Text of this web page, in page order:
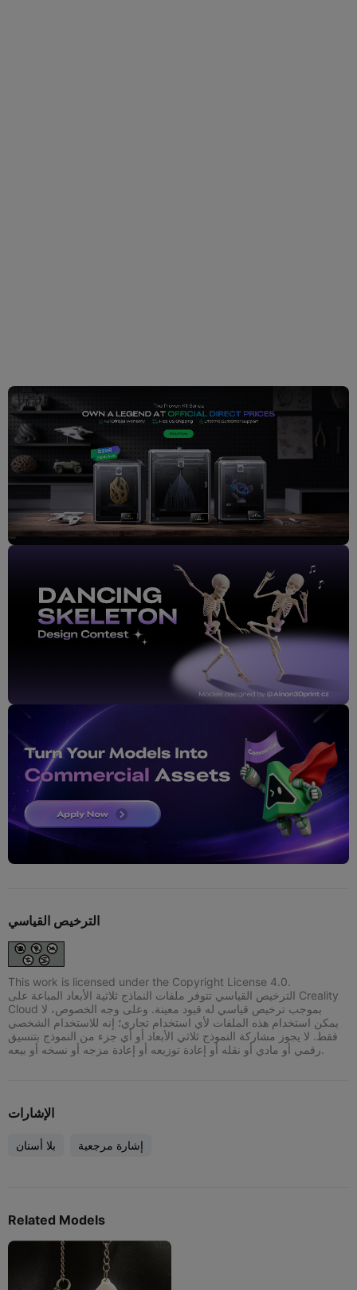
الترخيص القياسي
This work is licensed under the Copyright License 4.0.
الترخيص القياسي تتوفر ملفات النماذج ثلاثية الأبعاد المباعة على Creality
Cloud بموجب ترخيص قياسي له قيود معينة. وعلى وجه الخصوص، لا
يمكن استخدام هذه الملفات لأي استخدام تجاري؛ إنه للاستخدام الشخصي
فقط. لا يجوز مشاركة النموذج ثلاثي الأبعاد أو أي جزء من النموذج بتنسيق
رقمي أو مادي أو نقله أو إعادة توزيعه أو إعادة مزجه أو نسخه أو بيعه.
الإشارات
بلا أسنان إشارة مرجعية
Related Models